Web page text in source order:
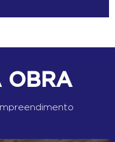
OBRA